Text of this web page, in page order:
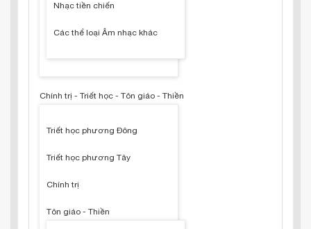
Nhạc tiền chiến
Các thể loại Âm nhạc khác
Chính trị - Triết học - Tôn giáo - Thiền
Triết học phương Đông
Triết học phương Tây
Chính trị
Tôn giáo - Thiền